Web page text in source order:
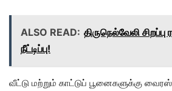
ALSO READ: திருநெல்வேலி
நீட்டிப்பு!
வீட்டு மற்றும் காட்டுப் பூனைகளுக்கு